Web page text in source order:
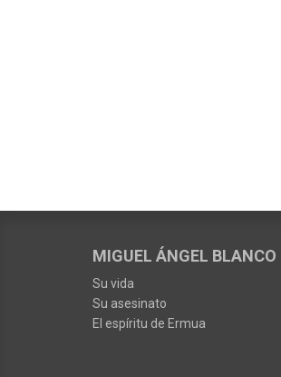
MIGUEL ÁNGEL BLANCO
Su vida
Su asesinato
El espíritu de Ermua